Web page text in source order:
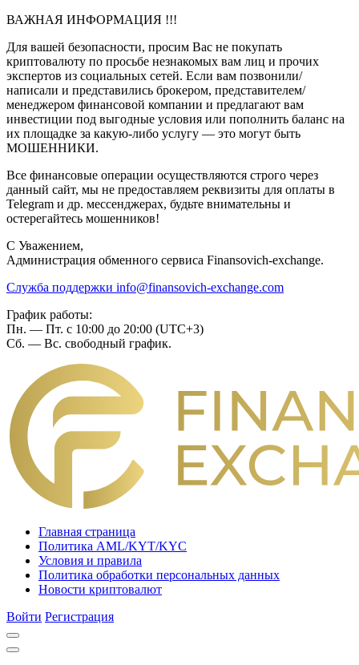
ВАЖНАЯ ИНФОРМАЦИЯ !!!
Для вашей безопасности, просим Вас не покупать
криптовалюту по просьбе незнакомых вам лиц и прочих
экспертов из социальных сетей. Если вам позвонили/
написали и представились брокером, представителем/
менеджером финансовой компании и предлагают вам
инвестиции под выгодные условия или пополнить баланс на
их площадке за какую-либо услугу — это могут быть
МОШЕННИКИ.
Все финансовые операции осуществляются строго через
данный сайт, мы не предоставляем реквизиты для оплаты в
Telegram и др. мессенджерах, будьте внимательны и
остерегайтесь мошенников!
C Уважением,
Администрация обменного сервиса Finansovich-exchange.
Служба поддержки info@finansovich-exchange.com
График работы:
Пн. — Пт. с 10:00 до 20:00 (UTC+3)
Сб. — Вс. свободный график.
Главная страница
Политика AML/KYT/KYC
Условия и правила
Политика обработки персональных данных
Новости криптовалют
Войти Регистрация